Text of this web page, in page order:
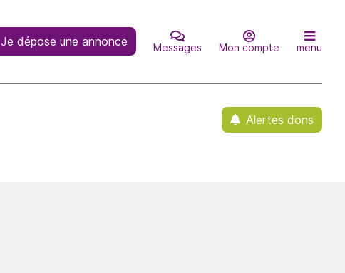
Je dépose une annonce Messages Mon compte menu
Alertes dons